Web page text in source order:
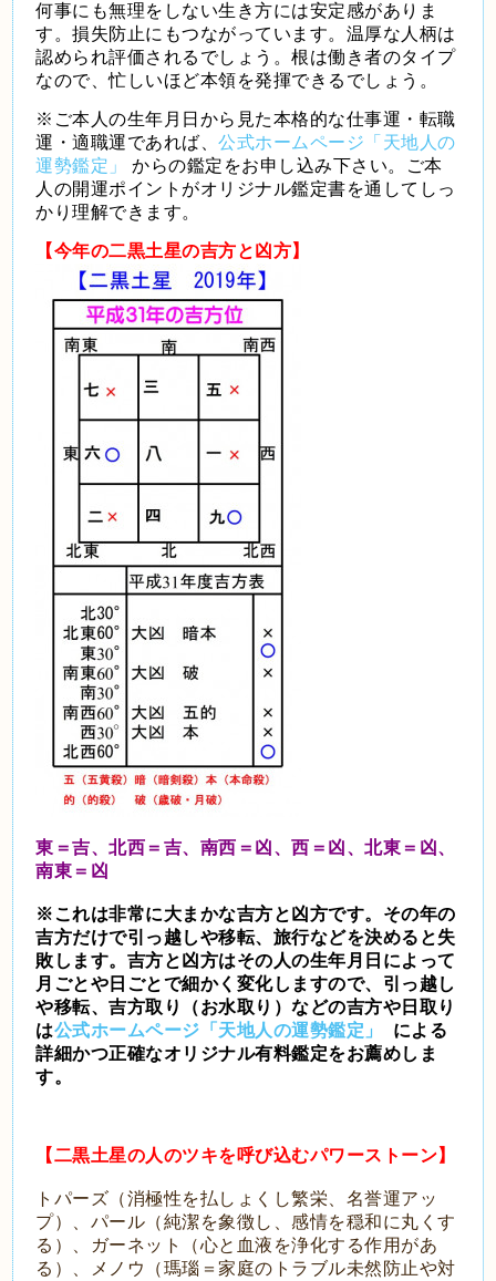
何事にも無理をしない生き方には安定感がありま
す。損失防止にもつながっています。温厚な人柄は
認められ評価されるでしょう。根は働き者のタイプ
なので、忙しいほど本領を発揮できるでしょう。
※ご本人の生年月日から見た本格的な仕事運・転職
運・適職運であれば、公式ホームページ「天地人の
運勢鑑定」
からの鑑定をお申し込み下さい。ご本
人の開運ポイントがオリジナル鑑定書を通してしっ
かり理解できます。
【今年の二黒土星の吉方と凶方】
東＝吉、北西＝吉、南西＝凶、西＝凶、北東＝凶、
南東＝凶
※これは非常に大まかな吉方と凶方です。その年の
吉方だけで引っ越しや移転、旅行などを決めると失
敗します。吉方と凶方はその人の生年月日によって
月ごとや日ごとで細かく変化しますので、引っ越し
や移転、吉方取り（お水取り）などの吉方や日取り
は公式ホームページ「天地人の運勢鑑定」
による
詳細かつ正確なオリジナル有料鑑定をお薦めしま
す。
【二黒土星の人のツキを呼び込むパワーストーン】
トパーズ（消極性を払しょくし繁栄、名誉運アッ
プ）、パール（純潔を象徴し、感情を穏和に丸くす
る）、ガーネット（心と血液を浄化する作用があ
る）、メノウ（瑪瑙＝家庭のトラブル未然防止や対